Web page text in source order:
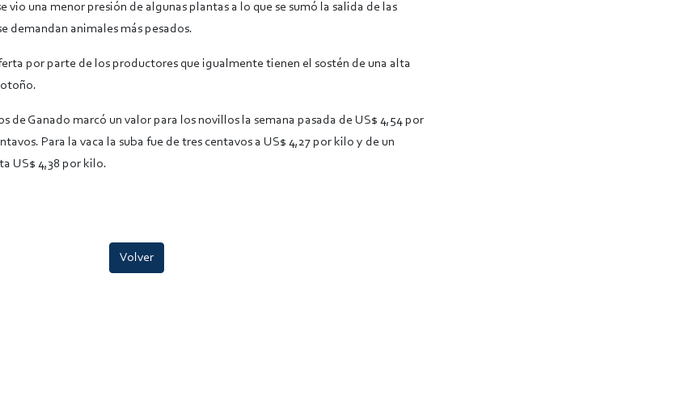
vio una menor presión de algunas plantas a lo que se sumó la salida de las
demandan animales más pesados.
por parte de los productores que igualmente tienen el sostén de una alta
otoño.
de Ganado marcó un valor para los novillos la semana pasada de US$ 4,54 por
Para la vaca la suba fue de tres centavos a US$ 4,27 por kilo y de un
US$ 4,38 por kilo.
Volver